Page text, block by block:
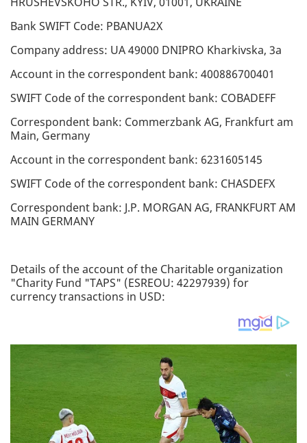
Bank SWIFT Code: PBANUA2X
Company address: UA 49000 DNIPRO Kharkivska, 3a
Account in the correspondent bank: 400886700401
SWIFT Code of the correspondent bank: COBADEFF
Correspondent bank: Commerzbank AG, Frankfurt am
Main, Germany
Account in the correspondent bank: 6231605145
SWIFT Code of the correspondent bank: CHASDEFX
Correspondent bank: J.P. MORGAN AG, FRANKFURT AM
MAIN GERMANY
Details of the account of the Charitable organization
"Charity Fund "TAPS" (ESREOU: 42297939) for
currency transactions in USD: